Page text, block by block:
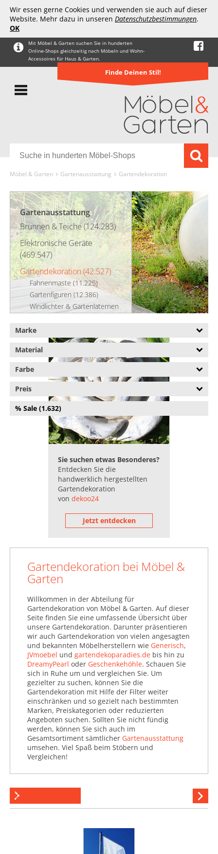
Wir essen gerne Cookies und verwenden sie auch auf dieser
Website. Mehr dazu in unseren Datenschutzbestimmungen.
OK
Mit Möbel & Garten suchen Sie in hunderten
Online-Shops gleichzeitig nach Möbeln und Wohn-
Accessoires für Haus & Garten.
Finde Deinen Stil!
Möbel & Garten Gartenausstattung Gartendekoration
Gartenausstattung
Brunnen & Teiche (124.283)
Elektronische Geräte
(469.547)
Gartendekoration (42.527)
Fahnenmaste (11.225)
Gartenfiguren (12.386)
Windlichter & Gartenlaternen
Gartenhäuser (59.185)
Gartenspielgeräte (30.658)
Gewächshäuser (101.928)
Grillbedarfsartikel (6.445)
Grills (198.981)
Handwerkausstattung
(883.715)
Heizstrahler (17.383)
Komposter (1.932)
Kunstrasen &
Outdoorteppiche (44.323)
Möbelschutz (186.221)
Pflanzen (1.274.584)
Pools (269.777)
Rund um das Beet (739.576)
Solarlampen (20.120)
Stehleuchten (13.042)
Strahler (9.178)
Terrassenüberdachung
(8.852)
Wandleuchten (16.695)
Zäune & Sichtschutz
(474.447)
Marke
Material
Farbe
Preis
% Sale (1.632)
Sie suchen etwas Besonderes?
Entdecken Sie die
handwerklich hergestellten
Gartendekoration
von dekoo24
Jetzt entdecken
Gartendekoration bei Möbel &
Garten
Willkommen in der Abteilung für
Gartendekoration von Möbel & Garten. Auf dieser
Seite finden Sie eine umfassende Übersicht über
unsere Gartendekoration. Darunter präsentieren
wir auch Gartendekoration von vielen angesagten
und bekannten Möbelherstellern wie Generisch,
JVmoebel und gartendekoparadies.de bis hin zu
DreamyPearl oder Geschenkehöhle. Schauen Sie
sich in Ruhe um und vergleichen Sie. Um
gezielter zu suchen, können Sie die
Gartendekoration mit Hilfe der Filter weiter
einschränken und so gezielt nach bestimmten
Marken, Preiskategorien oder reduzierten
Angeboten suchen. Sollten Sie nicht fündig
werden, können Sie sich auch im
Gesamtsortiment sämtlicher Gartenausstattung
umsehen. Viel Spaß beim Stöbern und
Vergleichen!
Fahnenmaste